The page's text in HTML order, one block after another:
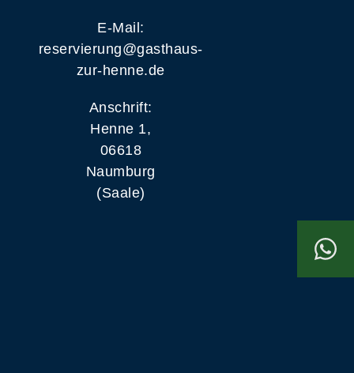
E-Mail:
reservierung@gasthaus-
zur-henne.de
Anschrift:
Henne 1,
06618
Naumburg
(Saale)